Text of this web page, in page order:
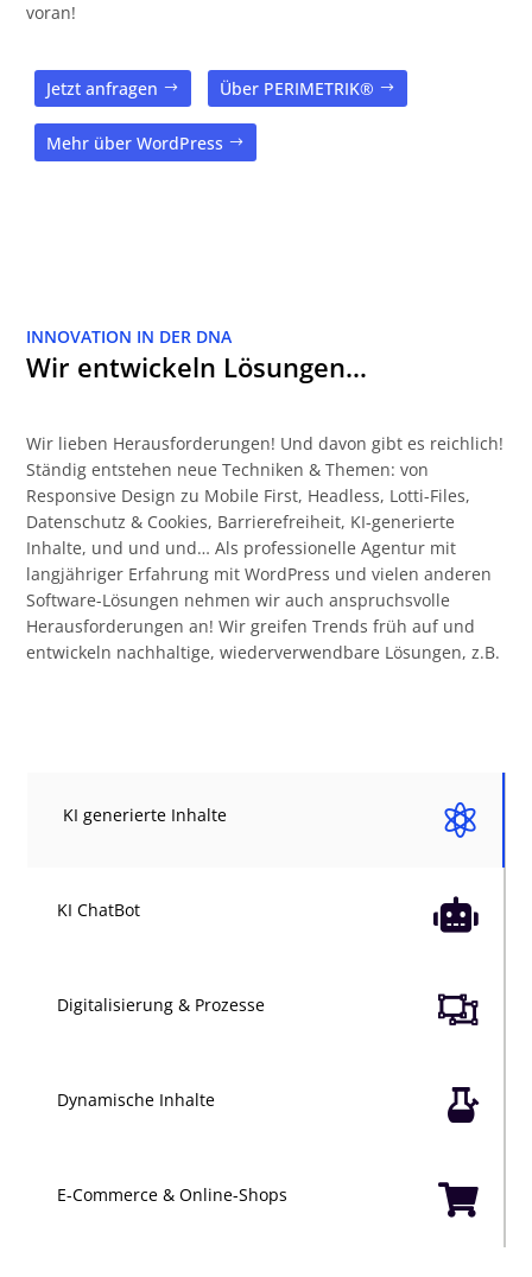
voran!
Jetzt anfragen Über PERIMETRIK®
Mehr über WordPress
INNOVATION IN DER DNA
Wir entwickeln Lösungen…
Wir lieben Herausforderungen! Und davon gibt es reichlich!
Ständig entstehen neue Techniken & Themen: von
Responsive Design zu Mobile First, Headless, Lotti-Files,
Datenschutz & Cookies, Barrierefreiheit, KI-generierte
Inhalte, und und und… Als professionelle Agentur mit
langjähriger Erfahrung mit WordPress und vielen anderen
Software-Lösungen nehmen wir auch anspruchsvolle
Herausforderungen an! Wir greifen Trends früh auf und
entwickeln nachhaltige, wiederverwendbare Lösungen, z.B.

KI generierte Inhalte

KI ChatBot

Digitalisierung & Prozesse

Dynamische Inhalte

E-Commerce & Online-Shops